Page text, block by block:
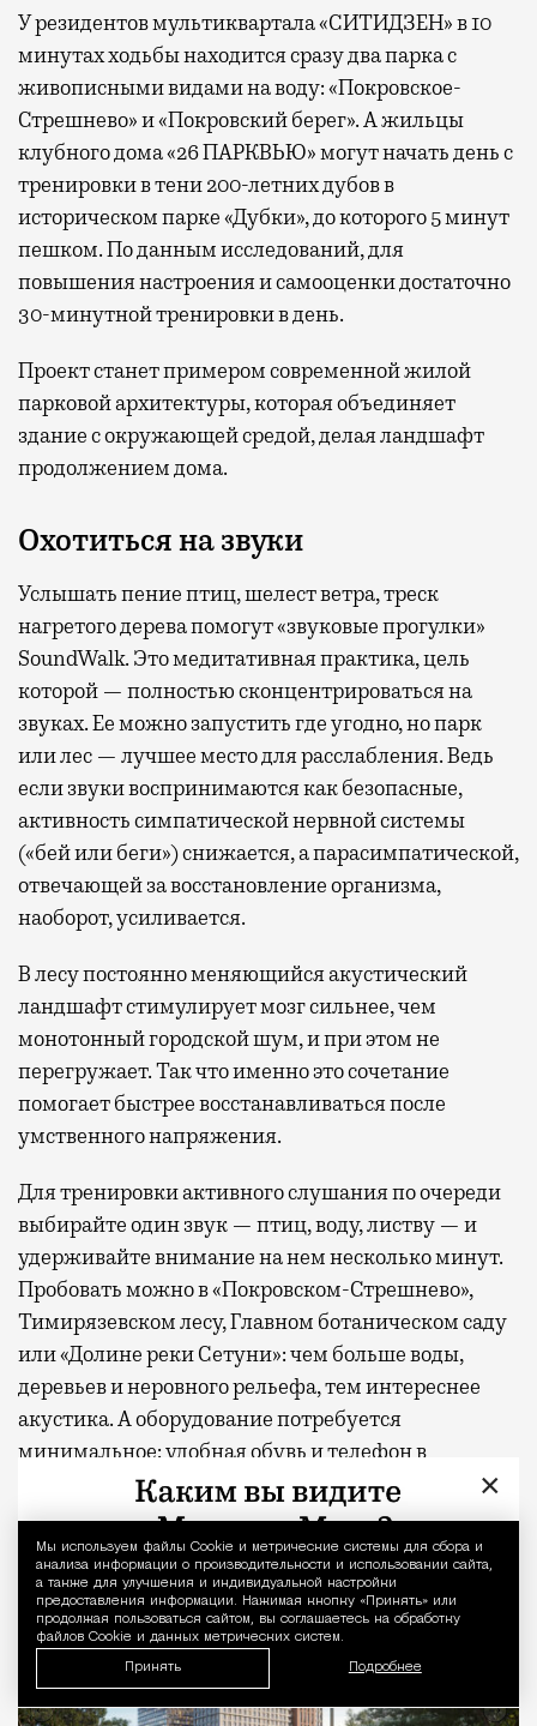
Уведомление
Мы используем файлы Сookie и метрические системы для сбора и
анализа информации о производительности и использовании сайта,
а также для улучшения и индивидуальной настройки
предоставления информации. Нажимая кнопку «Принять» или
продолжая пользоваться сайтом, вы соглашаетесь на обработку
файлов Cookie и данных метрических систем.
Принять Подробнее
У резидентов мультиквартала «СИТИДЗЕН» в 10
минутах ходьбы находится сразу два парка с
живописными видами на воду: «Покровское-
Стрешнево» и «Покровский берег». А жильцы
клубного дома «26 ПАРКВЬЮ» могут начать день с
тренировки в тени 200-летних дубов в
историческом парке «Дубки», до которого 5 минут
пешком. По данным исследований, для
повышения настроения и самооценки достаточно
30-минутной тренировки в день.
Проект станет примером современной жилой
парковой архитектуры, которая объединяет
здание с окружающей средой, делая ландшафт
продолжением дома.
Охотиться на звуки
Услышать пение птиц, шелест ветра, треск
нагретого дерева помогут «звуковые прогулки»
SoundWalk. Это медитативная практика, цель
которой — полностью сконцентрироваться на
звуках. Ее можно запустить где угодно, но парк
или лес — лучшее место для расслабления. Ведь
если звуки воспринимаются как безопасные,
активность симпатической нервной системы
(«бей или беги») снижается, а парасимпатической,
отвечающей за восстановление организма,
наоборот, усиливается.
В лесу постоянно меняющийся акустический
ландшафт стимулирует мозг сильнее, чем
монотонный городской шум, и при этом не
перегружает. Так что именно это сочетание
помогает быстрее восстанавливаться после
умственного напряжения.
Для тренировки активного слушания по очереди
выбирайте один звук — птиц, воду, листву — и
удерживайте внимание на нем несколько минут.
Пробовать можно в «Покровском-Стрешнево»,
Тимирязевском лесу, Главном ботаническом саду
или «Долине реки Сетуни»: чем больше воды,
деревьев и неровного рельефа, тем интереснее
акустика. А оборудование потребуется
минимальное: удобная обувь и телефон в
авиарежиме.
×